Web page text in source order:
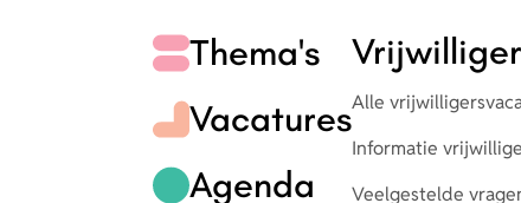
Thema's
Vacatures
Agenda
Alle
Informatie
Veelgestelde